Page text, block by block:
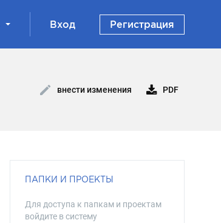
Вход Регистрация
внести изменения PDF
ПАПКИ И ПРОЕКТЫ
Для доступа к папкам и проектам
войдите в систему